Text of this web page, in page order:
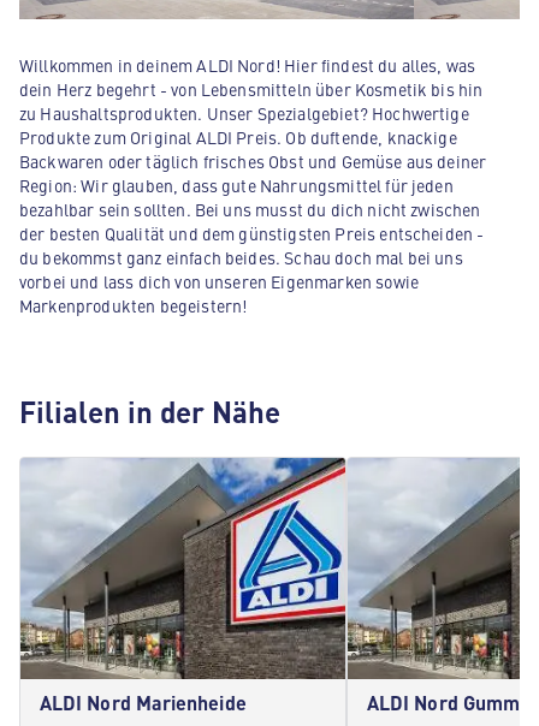
Willkommen in deinem ALDI Nord! Hier findest du alles, was
dein Herz begehrt - von Lebensmitteln über Kosmetik bis hin
zu Haushaltsprodukten. Unser Spezialgebiet? Hochwertige
Produkte zum Original ALDI Preis. Ob duftende, knackige
Backwaren oder täglich frisches Obst und Gemüse aus deiner
Region: Wir glauben, dass gute Nahrungsmittel für jeden
bezahlbar sein sollten. Bei uns musst du dich nicht zwischen
der besten Qualität und dem günstigsten Preis entscheiden -
du bekommst ganz einfach beides. Schau doch mal bei uns
vorbei und lass dich von unseren Eigenmarken sowie
Markenprodukten begeistern!
Filialen in der Nähe
ALDI Nord Marienheide ALDI Nord